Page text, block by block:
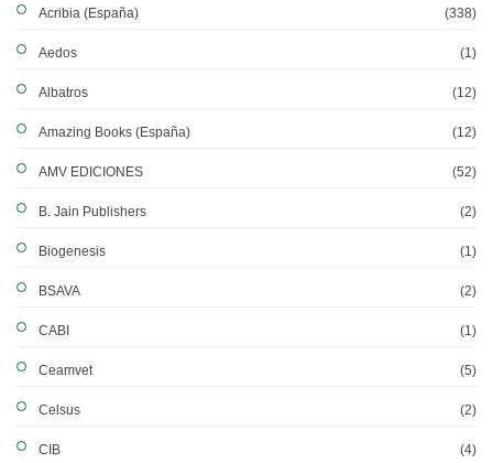
Acribia (España) (338)
Aedos (1)
Albatros (12)
Amazing Books (España) (12)
AMV EDICIONES (52)
B. Jain Publishers (2)
Biogenesis (1)
BSAVA (2)
CABI (1)
Ceamvet (5)
Celsus (2)
CIB (4)